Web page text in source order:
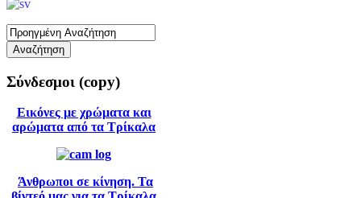
Σύνδεσμοι (copy)
Εικόνες με χρώματα και
αρώματα από τα Τρίκαλα
Άνθρωποι σε κίνηση. Τα